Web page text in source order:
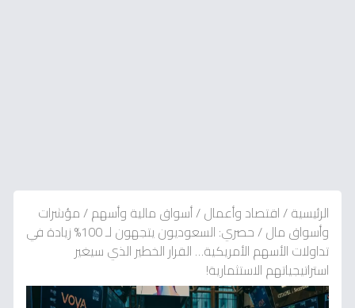
الرئيسية/اقتصاد وأعمال/أسواق مالية وأسهم/مؤشرات
وأسواق مال/
حصري: السعوديون يتجهون لـ 100% زيادة في
تداولات الأسهم الأمريكية… القرار الخطير الذي سيغير
استراتيجياتهم الاستثمارية!